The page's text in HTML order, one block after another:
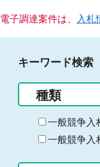
電子調達案件は、 入札
キーワード検索
種類
一般競争入
一般競争入